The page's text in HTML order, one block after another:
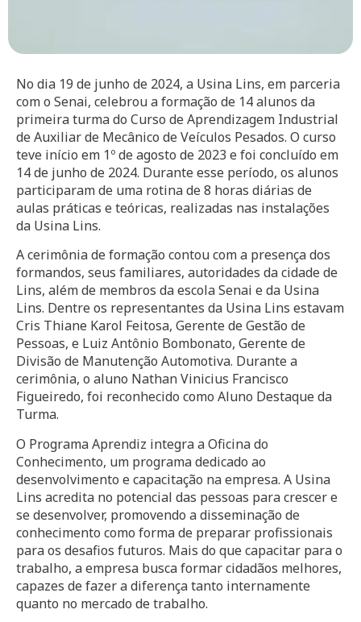
No dia 19 de junho de 2024, a Usina Lins, em parceria
com o Senai, celebrou a formação de 14 alunos da
primeira turma do Curso de Aprendizagem Industrial
de Auxiliar de Mecânico de Veículos Pesados. O curso
teve início em 1º de agosto de 2023 e foi concluído em
14 de junho de 2024. Durante esse período, os alunos
participaram de uma rotina de 8 horas diárias de
aulas práticas e teóricas, realizadas nas instalações
da Usina Lins.
A cerimônia de formação contou com a presença dos
formandos, seus familiares, autoridades da cidade de
Lins, além de membros da escola Senai e da Usina
Lins. Dentre os representantes da Usina Lins estavam
Cris Thiane Karol Feitosa, Gerente de Gestão de
Pessoas, e Luiz Antônio Bombonato, Gerente de
Divisão de Manutenção Automotiva. Durante a
cerimônia, o aluno Nathan Vinicius Francisco
Figueiredo, foi reconhecido como Aluno Destaque da
Turma.
O Programa Aprendiz integra a Oficina do
Conhecimento, um programa dedicado ao
desenvolvimento e capacitação na empresa. A Usina
Lins acredita no potencial das pessoas para crescer e
se desenvolver, promovendo a disseminação de
conhecimento como forma de preparar profissionais
para os desafios futuros. Mais do que capacitar para o
trabalho, a empresa busca formar cidadãos melhores,
capazes de fazer a diferença tanto internamente
quanto no mercado de trabalho.